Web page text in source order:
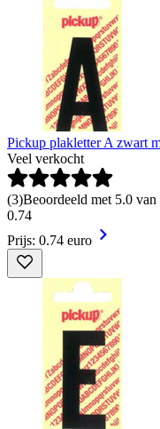
Pickup plakletter A zwart
Veel verkocht
(3)Beoordeeld met 5.0
0.74
Prijs: 0.74 euro